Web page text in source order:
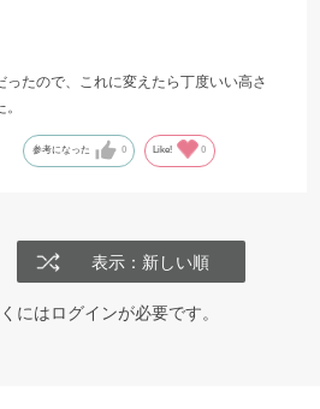
たので、これに変えたら丁度いい高さ
参考になった 0 Like! 0
表示：新しい順
にはログインが必要です。